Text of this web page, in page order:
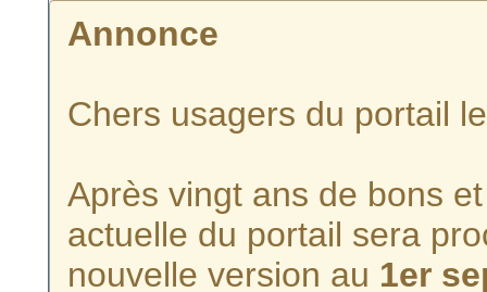
Annonce
Chers usagers du portail
Après vingt ans de bons
actuelle du portail sera
nouvelle version au 1er